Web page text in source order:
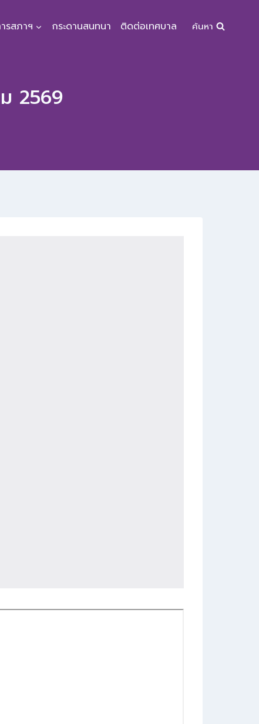
รสภาฯ กระดานสนทนา ติดต่อเทศบาล ค้นหา
2569